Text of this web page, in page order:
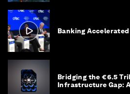
Banking Accelerated
Bridging the €6.5
Infrastructure Gap: